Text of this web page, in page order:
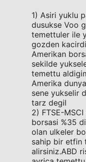
1) Asiri yuklu
dusukse Voo
temettuler ile
gozden
Amerikan
sekilde
temettu
Amerika
sene yukselir
tarz degil
2) FTSE-
borsasi %35
olan ulkeler
sahip bir etfin
alirsiniz.ABD